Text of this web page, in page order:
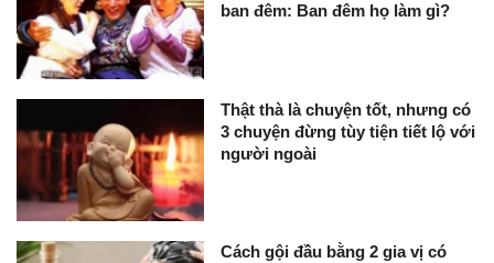
ban đêm: Ban đêm họ làm gì?
Thật thà là chuyện tốt, nhưng có
3 chuyện đừng tùy tiện tiết lộ với
người ngoài
Cách gội đầu bằng 2 gia vị có